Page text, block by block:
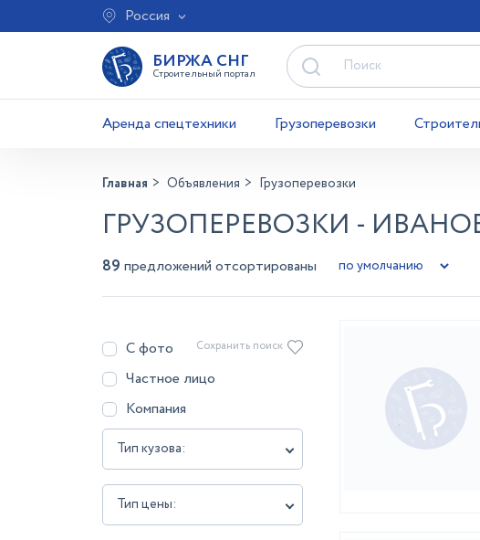
Россия
БИРЖА СНГ
Строительный портал
Аренда спецтехники Грузоперевозки
Главная Объявления Грузоперевозки
ГРУЗОПЕРЕВОЗКИ -
89 предложений отсортированы
С фото
Частное лицо
Компания
Тип кузова:
Тип цены:
Сохранить поиск